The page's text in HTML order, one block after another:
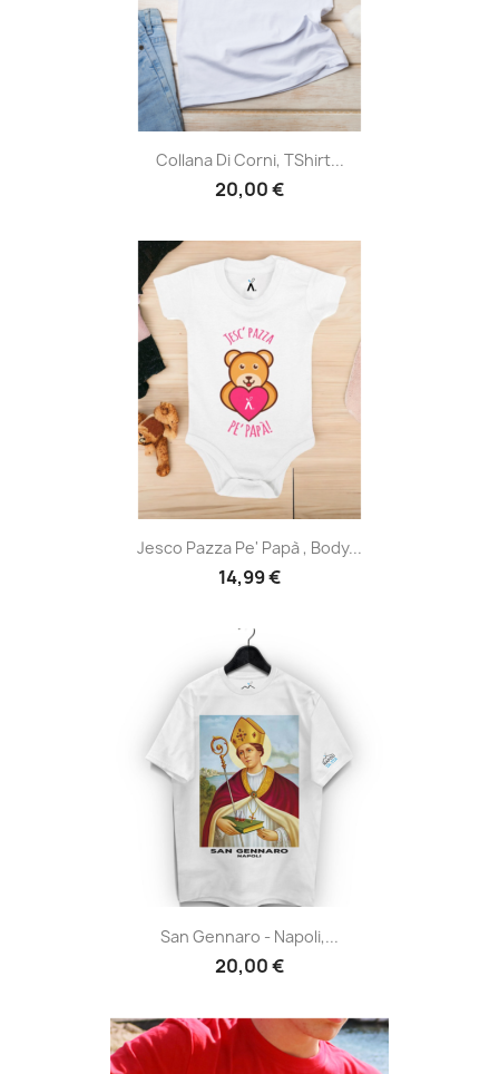
Collana Di Corni, TShirt...
20,00 €
Jesco Pazza Pe' Papà , Body...
14,99 €
San Gennaro - Napoli,...
20,00 €